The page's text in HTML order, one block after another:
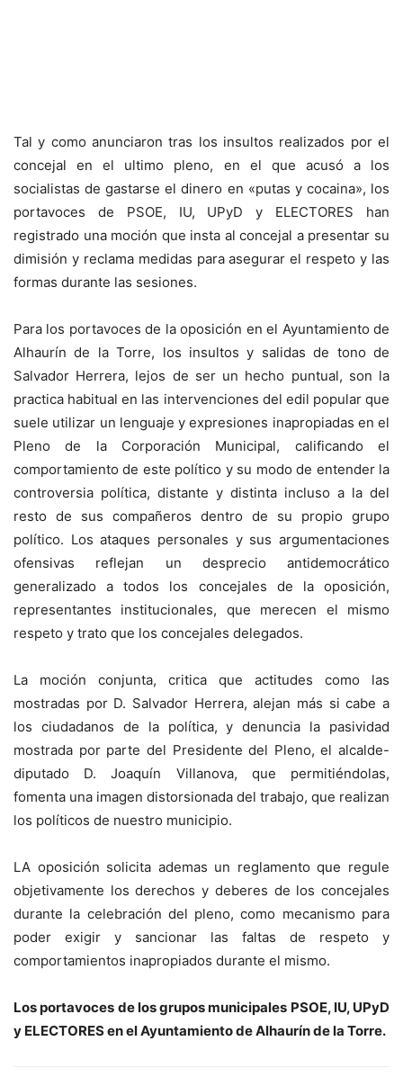
Tal y como anunciaron tras los insultos realizados por el
concejal en el ultimo pleno, en el que acusó a los
socialistas de gastarse el dinero en «putas y cocaina», los
portavoces de PSOE, IU, UPyD y ELECTORES han
registrado una moción que insta al concejal a presentar su
dimisión y reclama medidas para asegurar el respeto y las
formas durante las sesiones.
Para los portavoces de la oposición en el Ayuntamiento de
Alhaurín de la Torre, los insultos y salidas de tono de
Salvador Herrera, lejos de ser un hecho puntual, son la
practica habitual en las intervenciones del edil popular que
suele utilizar un lenguaje y expresiones inapropiadas en el
Pleno de la Corporación Municipal, calificando el
comportamiento de este político y su modo de entender la
controversia política, distante y distinta incluso a la del
resto de sus compañeros dentro de su propio grupo
político. Los ataques personales y sus argumentaciones
ofensivas reflejan un desprecio antidemocrático
generalizado a todos los concejales de la oposición,
representantes institucionales, que merecen el mismo
respeto y trato que los concejales delegados.
La moción conjunta, critica que actitudes como las
mostradas por D. Salvador Herrera, alejan más si cabe a
los ciudadanos de la política, y denuncia la pasividad
mostrada por parte del Presidente del Pleno, el alcalde-
diputado D. Joaquín Villanova, que permitiéndolas,
fomenta una imagen distorsionada del trabajo, que realizan
los políticos de nuestro municipio.
LA oposición solicita ademas un reglamento que regule
objetivamente los derechos y deberes de los concejales
durante la celebración del pleno, como mecanismo para
poder exigir y sancionar las faltas de respeto y
comportamientos inapropiados durante el mismo.
Los portavoces de los grupos municipales PSOE, IU, UPyD
y ELECTORES en el Ayuntamiento de Alhaurín de la Torre.